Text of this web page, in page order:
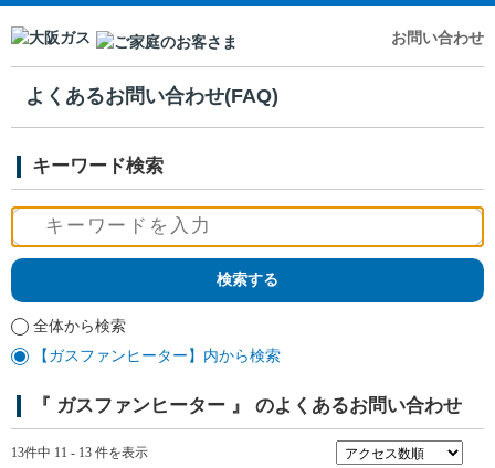
お問い合わせ
よくあるお問い合わせ(FAQ)
キーワード検索
全体から検索
【ガスファンヒーター】内から検索
『 ガスファンヒーター 』 のよくあるお問い合わせ
13件中 11 - 13 件を表示